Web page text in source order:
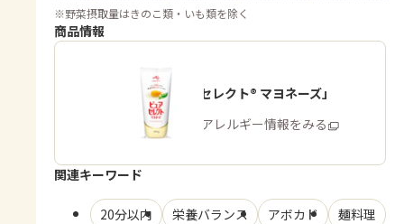
※野菜摂取量はきのこ類・いも類を除く
商品情報
「ピュアセレクト® マヨネーズ」
商品・アレルギー情報をみる
関連キーワード
20分以内 栄養バランス アボカド
麺料理